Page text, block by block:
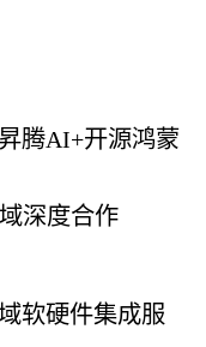
腾AI+开源鸿蒙
深度合作
软硬件集成服